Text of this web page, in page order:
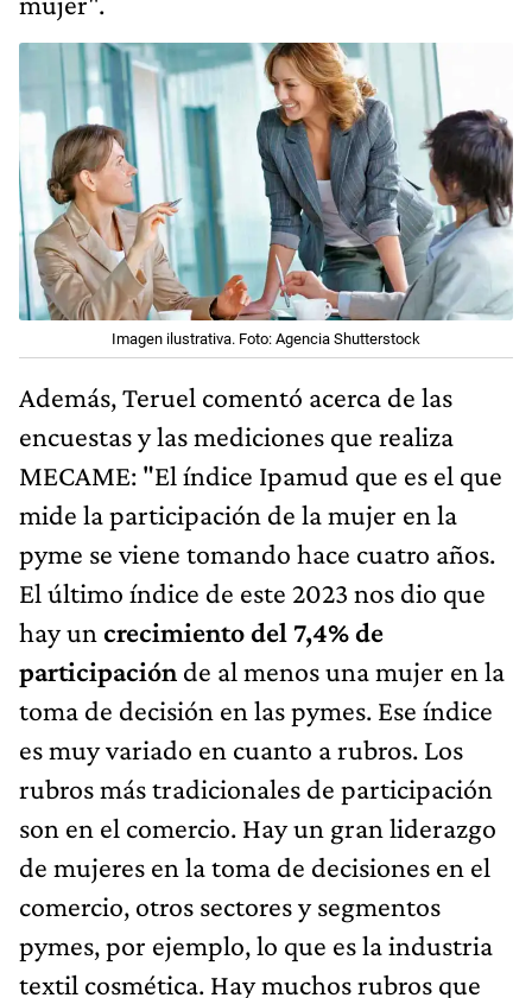
Imagen ilustrativa. Foto: Agencia Shutterstock
Además, Teruel comentó acerca de las
encuestas y las mediciones que realiza
MECAME: "El índice Ipamud que es el que
mide la participación de la mujer en la
pyme se viene tomando hace cuatro años.
El último índice de este 2023 nos dio que
hay un crecimiento del 7,4% de
participación de al menos una mujer en la
toma de decisión en las pymes. Ese índice
es muy variado en cuanto a rubros. Los
rubros más tradicionales de participación
son en el comercio. Hay un gran liderazgo
de mujeres en la toma de decisiones en el
comercio, otros sectores y segmentos
pymes, por ejemplo, lo que es la industria
textil cosmética. Hay muchos rubros que